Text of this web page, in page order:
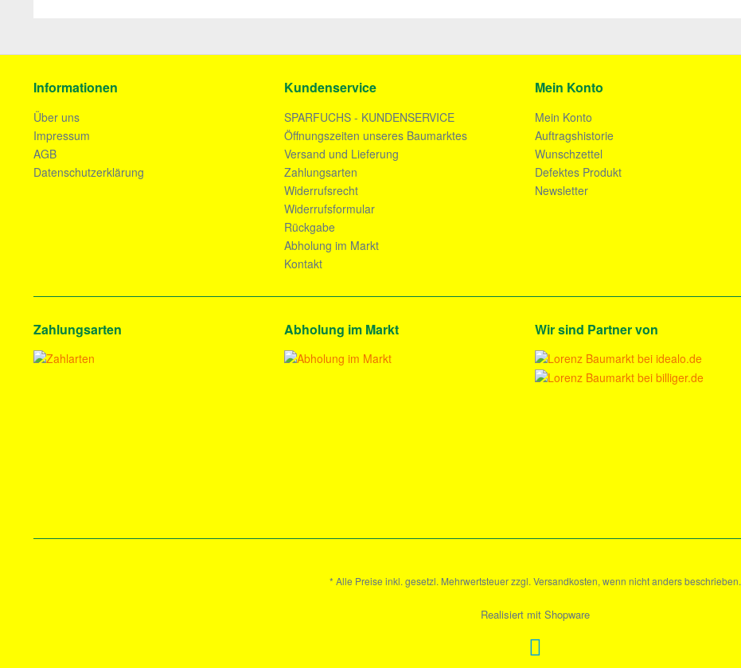
Informationen
Über uns
Impressum
AGB
Datenschutzerklärung
Kundenservice
SPARFUCHS - KUNDENSERVICE
Öffnungszeiten unseres Baumarktes
Versand und Lieferung
Zahlungsarten
Widerrufsrecht
Widerrufsformular
Rückgabe
Abholung im Markt
Kontakt
Mein Konto
Mein Konto
Auftragshistorie
Wunschzettel
Defektes Produkt
Newsletter
Zahlungsarten Abholung im Markt Wir sind Partner von
* Alle Preise inkl. gesetzl. Mehrwertsteuer zzgl. Versandkosten, wenn nicht anders beschrieben.
Realisiert mit Shopware